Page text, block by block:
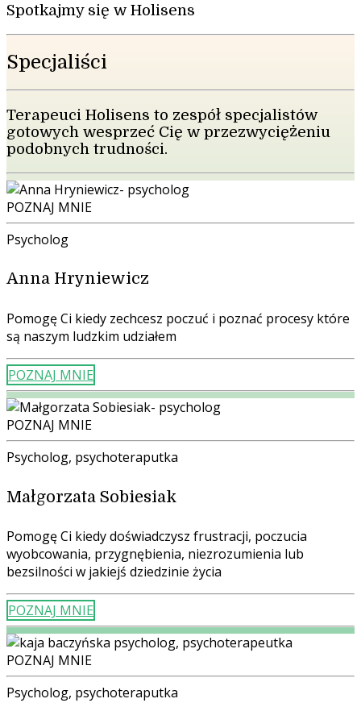
Spotkajmy się w Holisens
Specjaliści
Terapeuci Holisens to zespół specjalistów
gotowych wesprzeć Cię w przezwyciężeniu
podobnych trudności.
POZNAJ MNIE
Psycholog
Anna Hryniewicz
Pomogę Ci kiedy zechcesz poczuć i poznać procesy które
są naszym ludzkim udziałem
POZNAJ MNIE
POZNAJ MNIE
Psycholog, psychoteraputka
Małgorzata Sobiesiak
Pomogę Ci kiedy doświadczysz frustracji, poczucia
wyobcowania, przygnębienia, niezrozumienia lub
bezsilności w jakiejś dziedzinie życia
POZNAJ MNIE
POZNAJ MNIE
Psycholog, psychoteraputka